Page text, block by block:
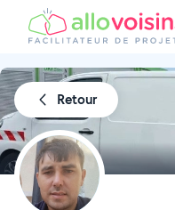
Retour